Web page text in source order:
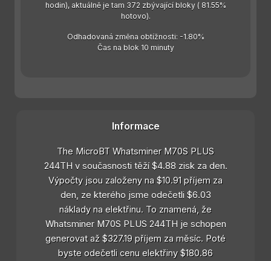
hodin), aktuálně je tam 372 zbývající bloky ( 81.55%
hotovo).
Odhadovaná změna obtížnosti: -1.80%
Čas na blok 10 minuty
Informace
The MicroBT Whatsminer M70S PLUS
244TH v současnosti těží $4.88 zisk za den.
Výpočty jsou založeny na $10.91 příjem za
den, ze kterého jsme odečetli $6.03
náklady na elektřinu. To znamená, že
Whatsminer M70S PLUS 244TH je schopen
generovat až $327.19 příjem za měsíc. Poté
byste odečetli cenu elektřiny $180.86